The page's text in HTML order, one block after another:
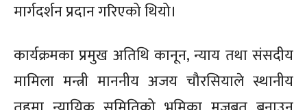
मार्गदर्शन प्रदान गरिएको थियो।
कार्यक्रमका प्रमुख अतिथि कानून, न्याय तथा संसदीय
मामिला मन्त्री माननीय अजय चौरसियाले स्थानीय